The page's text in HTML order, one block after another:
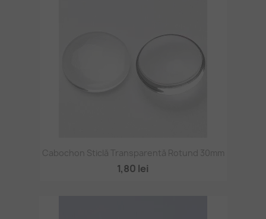
Cabochon Sticlă Transparentă Rotund 30mm
1,80 lei